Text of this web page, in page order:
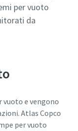
per vuoto
da
e vengono
Atlas Copco
per vuoto